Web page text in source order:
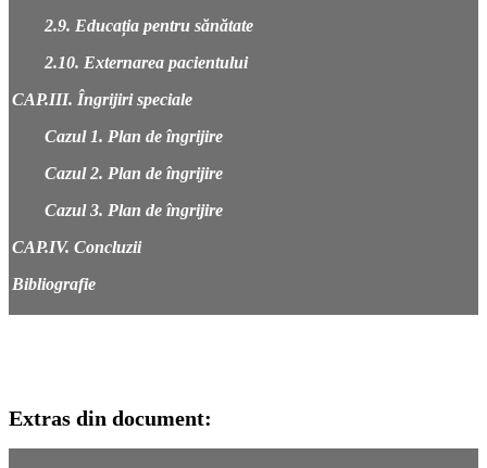
2.9. Educația pentru sănătate
2.10. Externarea pacientului
CAP.III. Îngrijiri speciale
Cazul 1. Plan de îngrijire
Cazul 2. Plan de îngrijire
Cazul 3. Plan de îngrijire
CAP.IV. Concluzii
Bibliografie
Extras din document: